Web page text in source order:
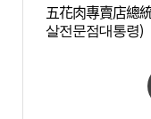
五花肉專賣店總
살전문점대통령)